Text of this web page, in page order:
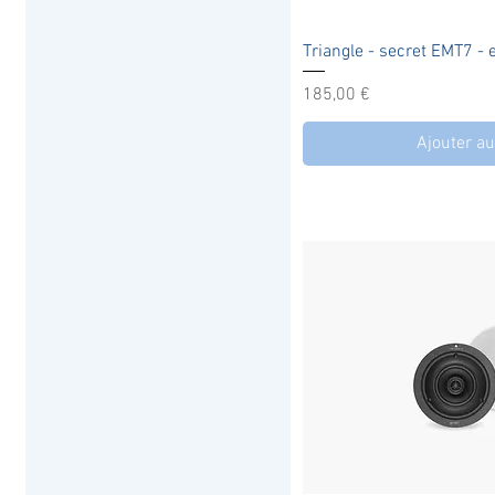
Aperçu
Triangle - secret EMT7 -
Prix
185,00 €
Ajouter